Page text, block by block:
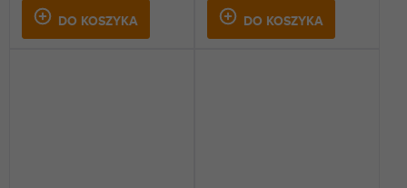
DO KOSZYKA DO KOSZYKA